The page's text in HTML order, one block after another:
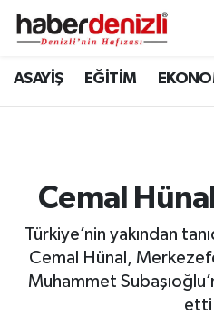
ASAYİŞ EĞİTİM
Cemal
Türkiye’nin yakından
Cemal Hünal,
Muhammet
Denizli Nöbetçi
Puan Durumu ve
Tüm Manşetler
Son Dakika Haberleri